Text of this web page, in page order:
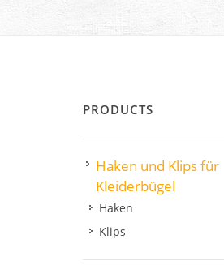
PRODUCTS
Haken und Klips für
Kleiderbügel
Haken
Klips